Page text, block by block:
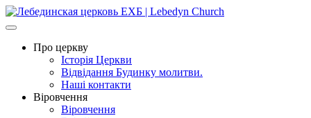
Про церкву
Історія Церкви
Відвідання Будинку молитви.
Наші контакти
Віровчення
Віровчення